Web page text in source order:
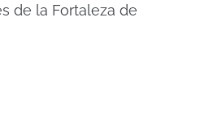
de la Fortaleza de